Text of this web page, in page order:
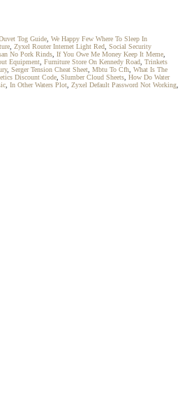
Tog Guide We Happy Few Where To Sleep In
Zyxel Router Internet Light Red Social Security
No Pork Rinds If You Owe Me Money Keep It Meme
Equipment Furniture Store On Kennedy Road Trinkets
, Serger Tension Cheat Sheet Mbtu To Cfh What Is The
Discount Code Slumber Cloud Sheets How Do Water
In Other Waters Plot Zyxel Default Password Not Working